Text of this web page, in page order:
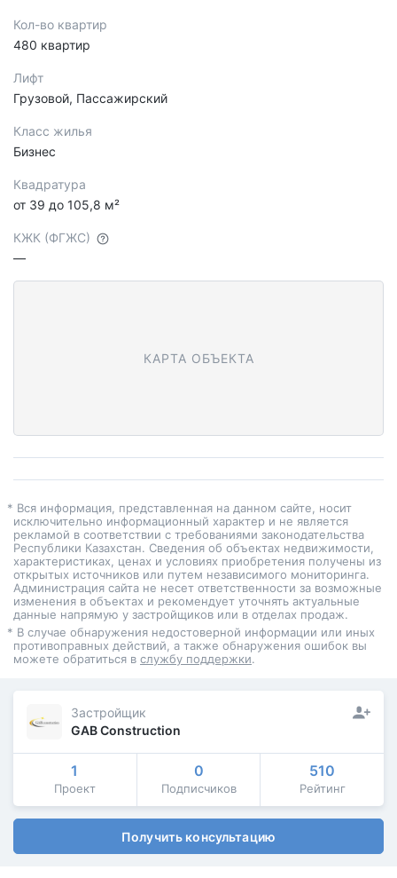
Кол-во квартир
480 квартир
Лифт
Грузовой, Пассажирский
Класс жилья
Бизнес
Квадратура
от 39 до 105,8 м²
КЖК (ФГЖС)
—
КАРТА ОБЪЕКТА
* Вся информация, представленная на данном сайте, носит
исключительно информационный характер и не является
рекламой в соответствии с требованиями законодательства
Республики Казахстан. Сведения об объектах недвижимости,
характеристиках, ценах и условиях приобретения получены из
открытых источников или путем независимого мониторинга.
Администрация сайта не несет ответственности за возможные
изменения в объектах и рекомендует уточнять актуальные
данные напрямую у застройщиков или в отделах продаж.
* В случае обнаружения недостоверной информации или иных
противоправных действий, а также обнаружения ошибок вы
можете обратиться в службу поддержки.
Застройщик
GAB Construction
1
Проект
0
Подписчиков
510
Рейтинг
Получить консультацию